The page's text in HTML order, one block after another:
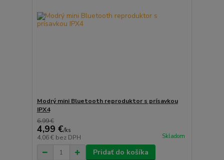
Modrý mini Bluetooth reproduktor s prísavkou
IPX4
6,99 €
4,99 €/ks
4,06 € bez DPH Skladom
Pridať do košíka